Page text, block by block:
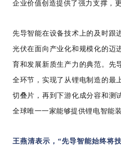
企业价值创造提供了强力支撑，
先导智能在设备技术上的及时跟
光伏在面向产业化和规模化的迈
育和发展新质生产力的典范。先
全环节，实现了从锂电制造的最
切叠片，再到下游化成分容和测
全球唯一一家能够提供锂电智能
王燕清表示，“先导智能始终将